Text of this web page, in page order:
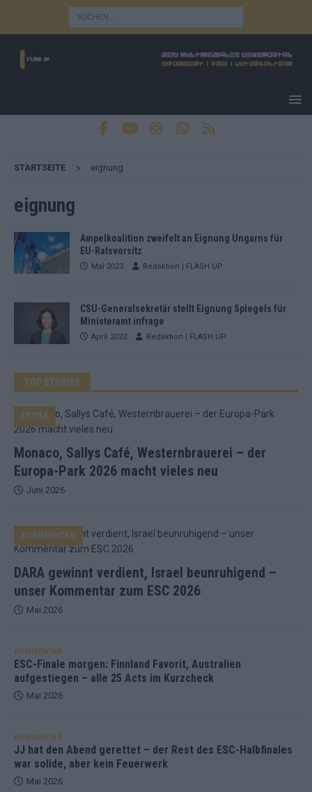
STARTSEITE eignung
eignung
Ampelkoalition zweifelt an Eignung Ungarns für
EU-Ratsvorsitz
Mai 2023 Redaktion | FLASH UP
CSU-Generalsekretär stellt Eignung Spiegels für
Ministeramt infrage
April 2022 Redaktion | FLASH UP
TOP STORIES
Monaco, Sallys Café, Westernbrauerei – der
Europa-Park 2026 macht vieles neu
EXTRA
Juni 2026
DARA gewinnt verdient, Israel beunruhigend –
unser Kommentar zum ESC 2026
KOMMENTAR
Mai 2026
KOMMENTAR
ESC-Finale morgen: Finnland Favorit, Australien
aufgestiegen – alle 25 Acts im Kurzcheck
Mai 2026
KOMMENTAR
JJ hat den Abend gerettet – der Rest des ESC-Halbfinales
war solide, aber kein Feuerwerk
Mai 2026